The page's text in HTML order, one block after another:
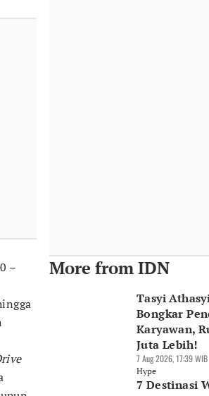
–
More from IDN
Tasyi
Bongkar
Karyawan,
Juta Lebih!
7 Aug 2026, 17:39 WIB
Hype
7 Destinasi